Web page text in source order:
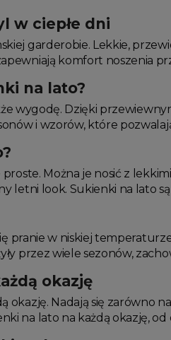
w ciepłe dni
garderobie. Lekkie,
komfort noszenia
na lato?
wygodę. Dzięki
i wzorów, które
Można je nosić z
letni look. Sukienki na lato
pranie w niskiej
przez wiele sezonów,
okazję
okazję. Nadają się zarówno
na lato na każdą okazję,